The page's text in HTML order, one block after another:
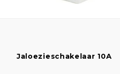
Jaloezieschakelaar 10A